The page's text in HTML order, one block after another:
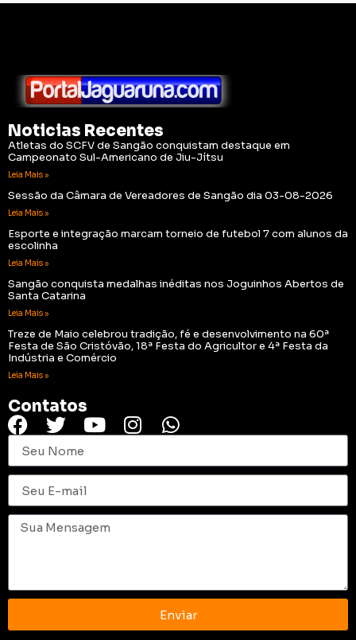
Noticias Recentes
Atletas do SCFV de Sangão conquistam destaque em
Campeonato Sul-Americano de Jiu-Jítsu
Leia Mais »
Sessão da Câmara de Vereadores de Sangão dia 03-08-2026
Leia Mais »
Esporte e integração marcam torneio de futebol 7 com alunos da
escolinha
Leia Mais »
Sangão conquista medalhas inéditas nos Joguinhos Abertos de
Santa Catarina
Leia Mais »
Treze de Maio celebrou tradição, fé e desenvolvimento na 60ª
Festa de São Cristóvão, 18ª Festa do Agricultor e 4ª Festa da
Indústria e Comércio
Leia Mais »
Contatos
Enviar